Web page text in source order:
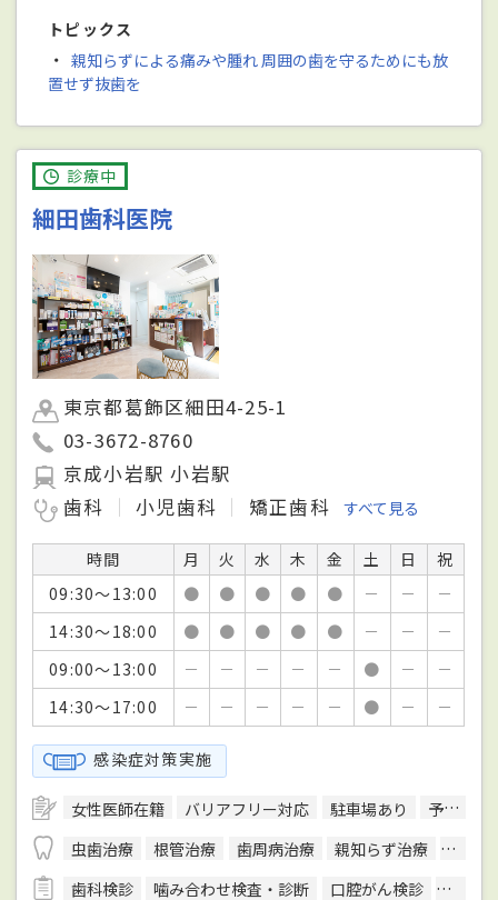
トピックス
・ 親知らずによる痛みや腫れ 周囲の歯を守るためにも放
置せず抜歯を
診療中
細田歯科医院
東京都葛飾区細田4-25-1
03-3672-8760
京成小岩駅 小岩駅
歯科
小児歯科 矯正歯科 すべて見る
時間 月 火 水 木 金 土 日
祝
09:30～13:00
● ● ● ● ● － －
－
14:30～18:00
● ● ● ● ● － －
－
09:00～13:00
－ － － － － ● －
－
14:30～17:00
－ － － － － ● － －
感染症対策実施
女性医師在籍 バリアフリー対応 駐車場あり 予約可
虫歯治療
根管治療 歯周病治療 親知らず治療
顎関
歯科検診
噛み合わせ検査・診断 口腔がん検診 唾液検